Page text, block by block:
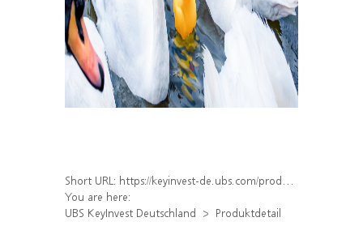
Short URL: https://keyinvest-de.ubs.com/produkt/detail/index/isin/DE000WA6NJW6
You are here:
UBS KeyInvest Deutschland
Produktdetail